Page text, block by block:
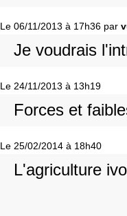
Le 06/11/2013 à 17h36 par
Je voudrais
Le 24/11/2013 à 13h19
Forces et
Le 25/02/2014 à 18h40
L'agriculture